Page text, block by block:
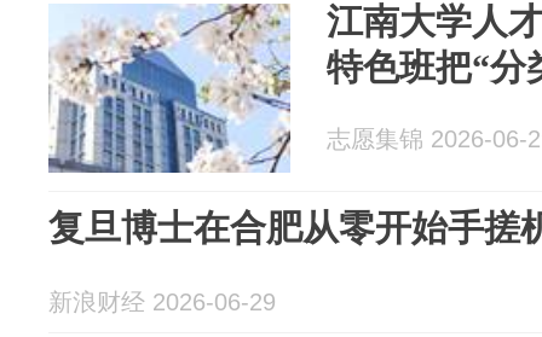
江南大学人
特色班把“分
志愿集锦 2026-06-
复旦博士在合肥从零开始手搓
新浪财经 2026-06-29